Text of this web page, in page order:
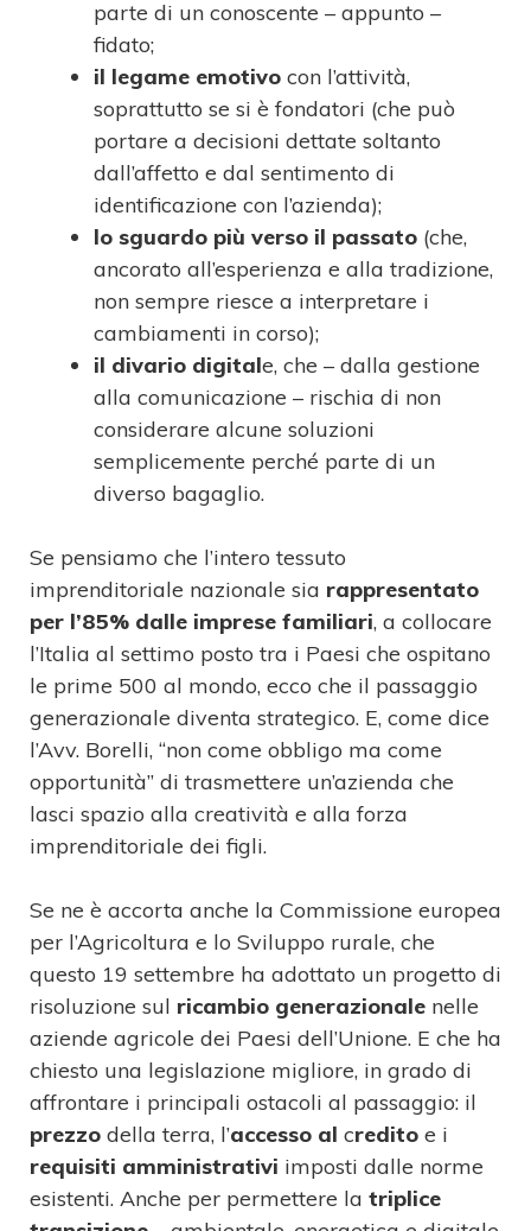
parte di un conoscente – appunto –
fidato;
il legame emotivo con l’attività,
soprattutto se si è fondatori (che può
portare a decisioni dettate soltanto
dall’affetto e dal sentimento di
identificazione con l’azienda);
lo sguardo più verso il passato (che,
ancorato all’esperienza e alla tradizione,
non sempre riesce a interpretare i
cambiamenti in corso);
il divario digitale, che – dalla gestione
alla comunicazione – rischia di non
considerare alcune soluzioni
semplicemente perché parte di un
diverso bagaglio.
Se pensiamo che l’intero tessuto
imprenditoriale nazionale sia rappresentato
per l’85% dalle imprese familiari, a collocare
l’Italia al settimo posto tra i Paesi che ospitano
le prime 500 al mondo, ecco che il passaggio
generazionale diventa strategico. E, come dice
l’Avv. Borelli, “non come obbligo ma come
opportunità” di trasmettere un’azienda che
lasci spazio alla creatività e alla forza
imprenditoriale dei figli.
Se ne è accorta anche la Commissione europea
per l’Agricoltura e lo Sviluppo rurale, che
questo 19 settembre ha adottato un progetto di
risoluzione sul ricambio generazionale nelle
aziende agricole dei Paesi dell’Unione. E che ha
chiesto una legislazione migliore, in grado di
affrontare i principali ostacoli al passaggio: il
prezzo della terra, l’accesso al credito e i
requisiti amministrativi imposti dalle norme
esistenti. Anche per permettere la triplice